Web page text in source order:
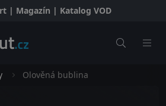
| Magazín | Katalog VOD
Olověná bublina